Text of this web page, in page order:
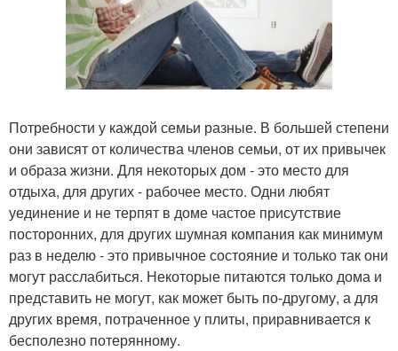
Потребности у каждой семьи разные. В большей степени
они зависят от количества членов семьи, от их привычек
и образа жизни. Для некоторых дом - это место для
отдыха, для других - рабочее место. Одни любят
уединение и не терпят в доме частое присутствие
посторонних, для других шумная компания как минимум
раз в неделю - это привычное состояние и только так они
могут расслабиться. Некоторые питаются только дома и
представить не могут, как может быть по-другому, а для
других время, потраченное у плиты, приравнивается к
бесполезно потерянному.